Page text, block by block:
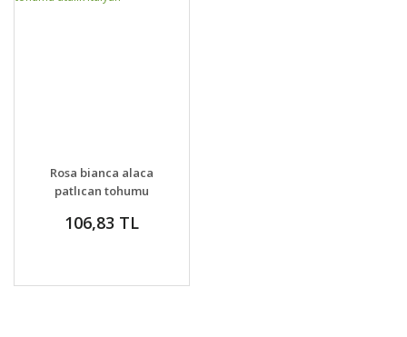
DETAYLAR SEPETE EKLE
Rosa bianca alaca
patlıcan tohumu
106,83 TL